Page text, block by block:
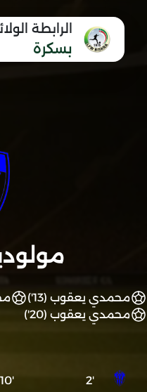
الرابطة
بسكرة
محمدي يعقوب (13')
محمدي يعقوب (20')
'2
'10